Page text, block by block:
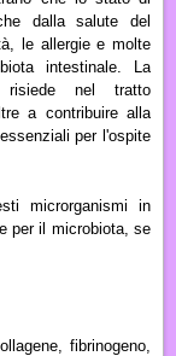
dalla salute del
le allergie e molte
intestinale. La
risiede nel tratto
a contribuire alla
per l'ospite
microrganismi in
per il microbiota, se
fibrinogeno,